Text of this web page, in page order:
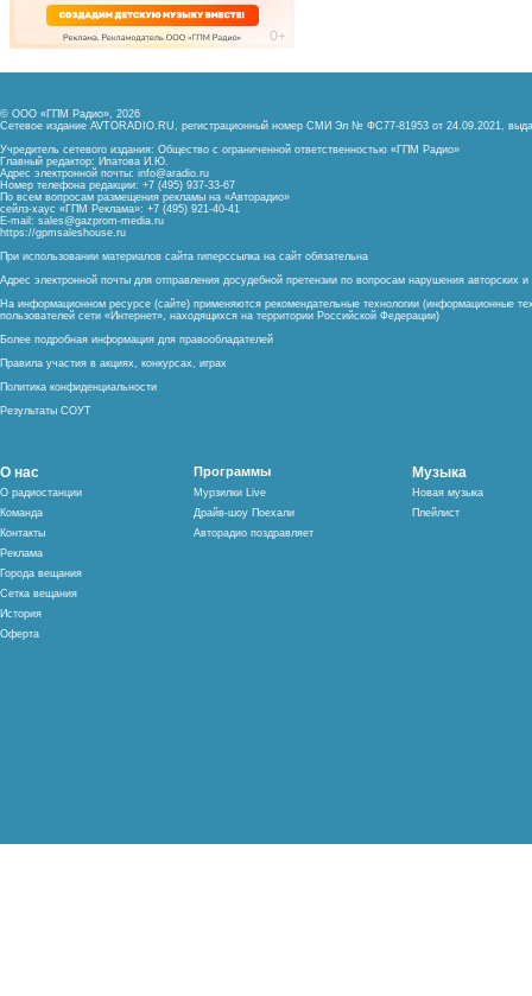
© ООО «ГПМ Радио», 2026
Сетевое издание AVTORADIO.RU, регистрационный номер СМИ Эл № ФС77-81953 от 24.09.2021,
Учредитель сетевого издания: Общество с ограниченной ответственностью «ГПМ Радио»
Главный редактор: Ипатова И.Ю.
Адрес электронной почты: info@aradio.ru
Номер телефона редакции: +7 (495) 937-33-67
По всем вопросам размещения рекламы на «Авторадио»
сейлз-хаус «ГПМ Реклама»: +7 (495) 921-40-41
E-mail: sales@gazprom-media.ru
https://gpmsaleshouse.ru
При использовании материалов сайта гиперссылка на сайт обязательна
Адрес электронной почты для отправления досудебной претензии по вопросам нарушения авторских
На информационном ресурсе (сайте) применяются рекомендательные технологии (информационные
пользователей сети «Интернет», находящихся на территории Российской Федерации)
Более подробная информация для правообладателей
Правила участия в акциях, конкурсах, играх
Политика конфиденциальности
Результаты СОУТ
О нас
О радиостанции
Команда
Контакты
Реклама
Города вещания
Сетка вещания
История
Оферта
Программы
Мурзилки Live
Драйв-шоу Поехали
Авторадио поздравляет
Музыка
Новая музыка
Плейлист